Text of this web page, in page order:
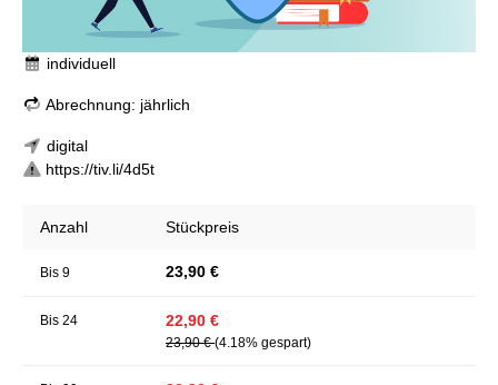
individuell
Abrechnung: jährlich
digital
https://tiv.li/4d5t
Anzahl Stückpreis
Bis 9 23,90 €
Bis 24 22,90 €
23,90 €(4.18% gespart)